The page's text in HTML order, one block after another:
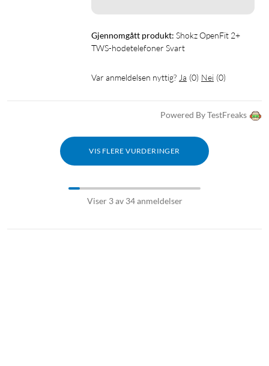
Gjennomgått produkt: Shokz OpenFit 2+
TWS-hodetelefoner Svart
Var anmeldelsen nyttig? Ja (0) Nei (0)
Powered By TestFreaks
VIS FLERE VURDERINGER
Viser 3 av 34 anmeldelser